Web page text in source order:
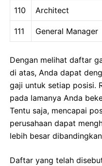
110 Architect
111 General Manager
Dengan melihat daftar
di atas, Anda dapat
gaji untuk setiap posisi.
pada lamanya Anda
Tentu saja, mencapai
perusahaan dapat
lebih besar
Daftar yang telah